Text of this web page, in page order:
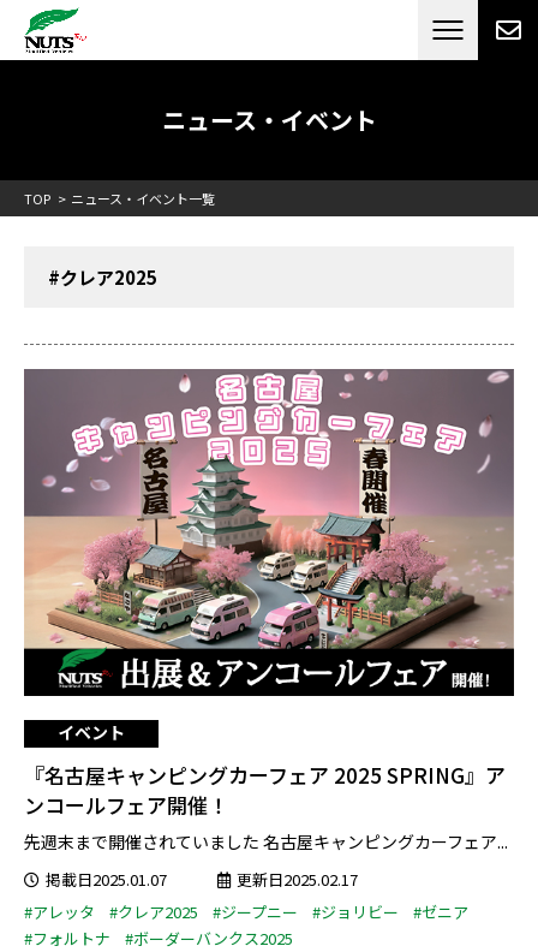
日本最大級のキャンピングカーメーカー
RV[テレビCM放送]
ニュース・イベント
TOP ニュース・イベント一覧
#クレア2025
イベント
『名古屋キャンピングカーフェア 2025 SPRING』ア
ンコールフェア開催！
先週末まで開催されていました 名古屋キャンピングカーフェア...
掲載日2025.01.07
更新日2025.02.17
#アレッタ
#クレア2025 #ジープニー #ジョリビー
#ゼニア
#フォルトナ
#ボーダーバンクス2025